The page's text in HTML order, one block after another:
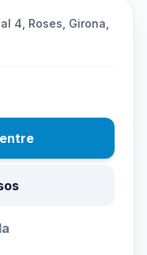
4, Roses, Girona,